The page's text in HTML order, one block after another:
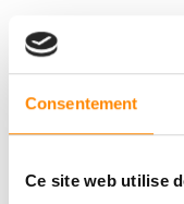
Consentement
Ce site web utilise